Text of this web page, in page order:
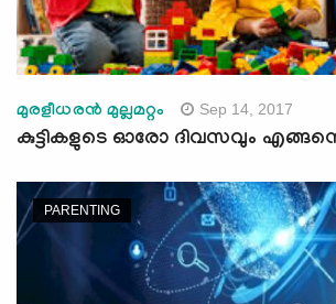
മുരളീധരന്‍ മുല്ലമറ്റം Sep 14, 2017
കുട്ടികളുടെ ഓരോ ദിവസവും
PARENTING